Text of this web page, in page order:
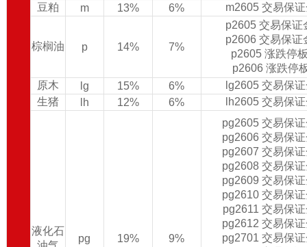
豆粕
m 13% 6% m2605 交易保
棕榈油 p 14% 7%
p2605 交易保
p2606 交易保
p2605 涨跌停
p2606 涨跌停
原木
lg 15% 6%
lg2605 交易保
生猪
lh 12% 6% lh2605 交易保
液化石
pg 19% 9%
pg2605 交易保
pg2606 交易保
pg2607 交易保
pg2608 交易保
pg2609 交易保
pg2610 交易保
pg2611 交易保
pg2612 交易保
pg2701 交易保